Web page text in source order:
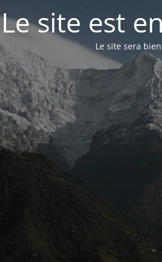
Le site est
Le site sera